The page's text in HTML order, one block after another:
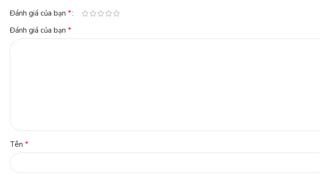
Đánh giá của bạn *
Đánh giá của bạn *
Tên *